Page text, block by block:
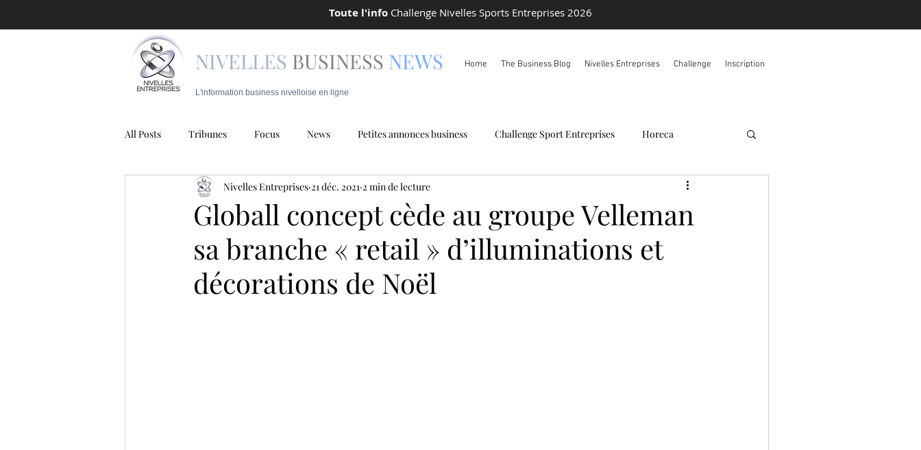
Toute l'info Challenge Nivelles Sports Entreprises 2026
NIVELLES BUSINESS NEWS Home The Business Blog Nivelles Entreprises Challenge Inscription
L'information business nivelloise en ligne
All Posts Tribunes Focus News Petites annonces business Challenge Sport Entreprises Horeca
Mobilité Police locale Info Pareto
Globall concept cède au groupe Velleman
sa branche « retail » d’illuminations et
décorations de Noël
Nivelles Entreprises 21 déc. 2021 2 min de lecture